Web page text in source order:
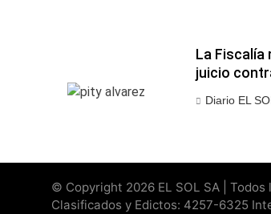
La Fiscalía
juicio
Diario EL
© Copyright 2026 EL SOL SA |
Clasificados y Edictos: 4257-6325